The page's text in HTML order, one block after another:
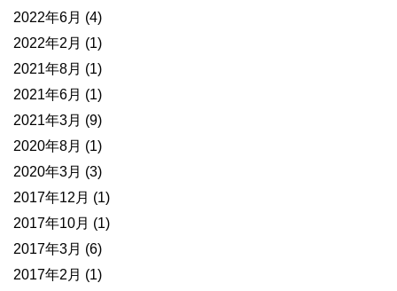
2022年6月 (4)
2022年2月 (1)
2021年8月 (1)
2021年6月 (1)
2021年3月 (9)
2020年8月 (1)
2020年3月 (3)
2017年12月 (1)
2017年10月 (1)
2017年3月 (6)
2017年2月 (1)